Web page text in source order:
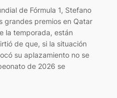
de Fórmula 1, Stefano
grandes premios en Qatar
la temporada, están
de que, si la situación
su aplazamiento no se
de 2026 se